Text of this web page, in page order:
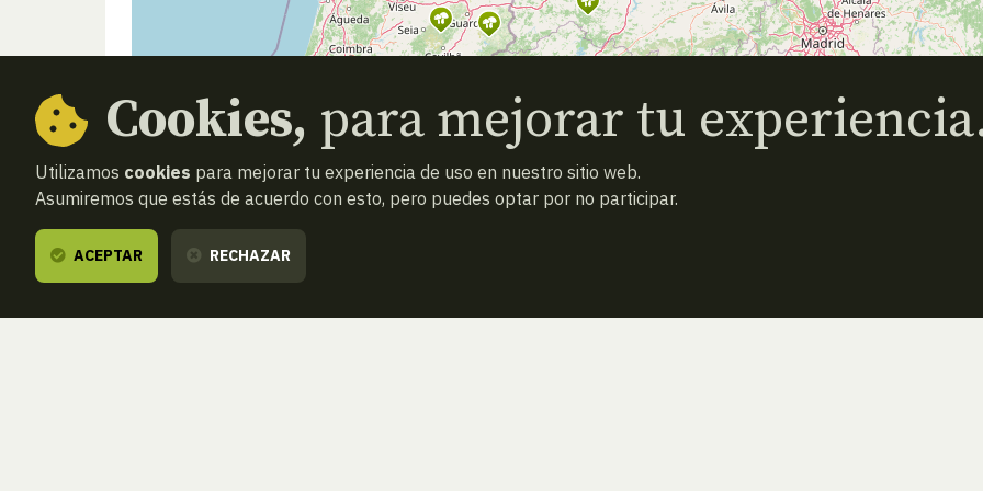
Cookies, para mejorar tu
Utilizamos cookies para mejorar tu experiencia de uso en nuestro sitio web.
Asumiremos que estás de acuerdo con esto, pero puedes optar por no participar.
ACEPTAR RECHAZAR